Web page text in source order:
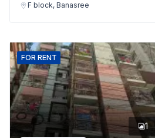
F block, Banasree
FOR RENT
1